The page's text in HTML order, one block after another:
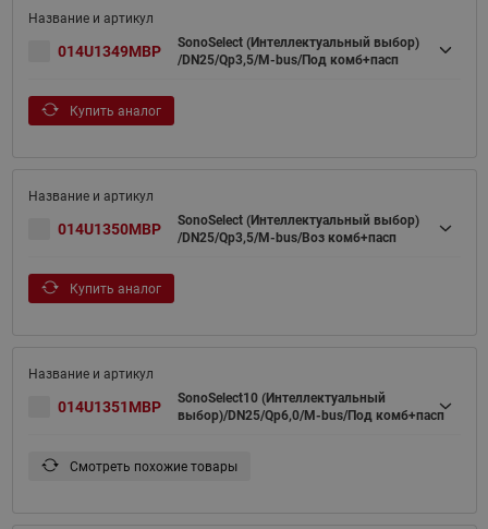
014U1349MBP
SonoSelect (Интеллектуальный выбор)
/DN25/Qp3,5/M-bus/Под комб+пасп
Купить аналог
014U1350MBP
SonoSelect (Интеллектуальный выбор)
/DN25/Qp3,5/M-bus/Воз комб+пасп
Купить аналог
014U1351MBP
SonoSelect10 (Интеллектуальный
выбор)/DN25/Qp6,0/M-bus/Под комб+пасп
Смотреть похожие товары